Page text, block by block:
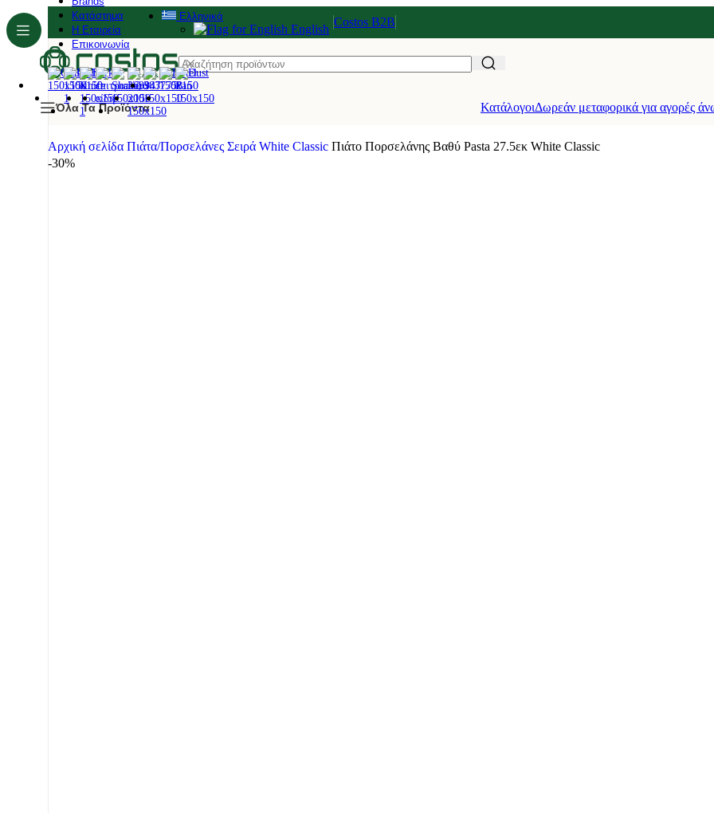
Κατάστημα
Η Εταιρεία
Επικοινωνία
Ελληνικά
English Costos Β2Β
Όλα Τα Προϊόντα ΚατάλογοιΔωρεάν μεταφορικά για αγορές
Αρχική σελίδα Πιάτα/Πορσελάνες Σειρά White Classic Πιάτο Πορσελάνης Βαθύ Pasta 27.5εκ White Classic
-30%